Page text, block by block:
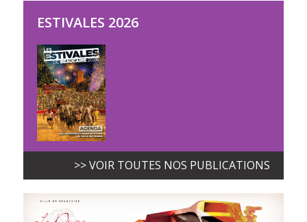
ESTIVALES 2026
>> VOIR TOUTES NOS PUBLICATIONS